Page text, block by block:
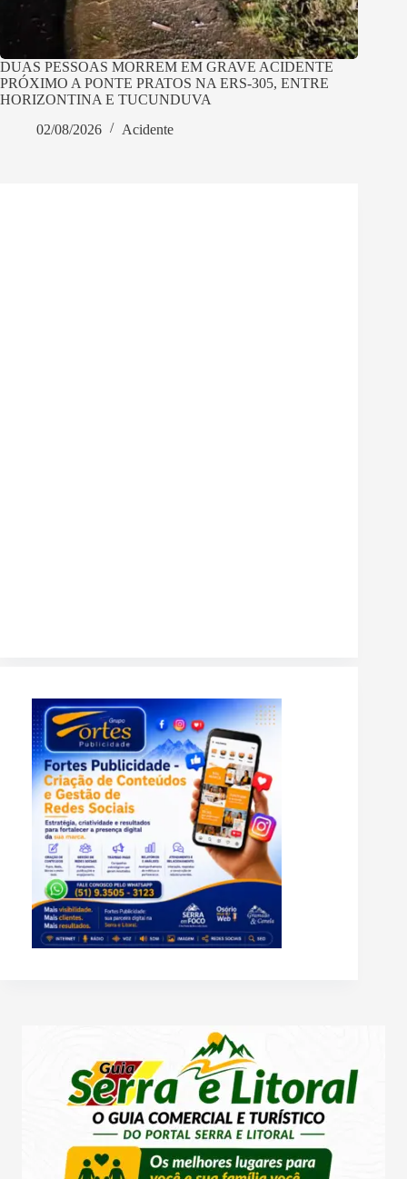
DUAS PESSOAS MORREM EM GRAVE ACIDENTE
PRÓXIMO A PONTE PRATOS NA ERS-305, ENTRE
HORIZONTINA E TUCUNDUVA
02/08/2026
Acidente